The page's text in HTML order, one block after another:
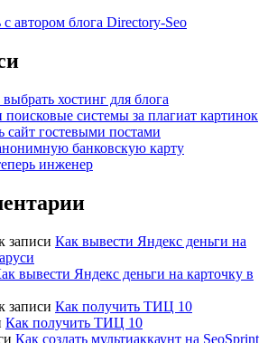
с автором блога Directory-Seo
хостинг для блога
системы за плагиат картинок
сайт гостевыми постами
банковскую карту
инженер
записи Как вывести Яндекс деньги на
вывести Яндекс деньги на карточку в
записи Как получить ТИЦ 10
Как получить ТИЦ 10
Как создать мультиаккаунт на SeoSprint